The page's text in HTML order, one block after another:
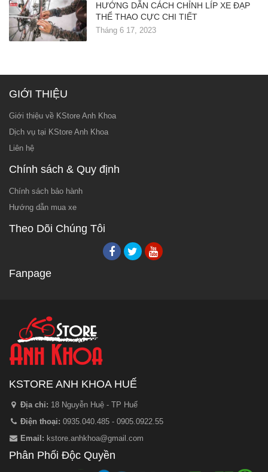
HƯỚNG DẪN CÁCH CHỈNH LÍP XE ĐẠP
THỂ THAO CỰC CHI TIẾT
Tháng 6 17, 2023
GIỚI THIỆU
Giới thiệu về KStore Anh Khoa
Dịch vụ tại KStore Anh Khoa
Liên hệ
Chính sách & Quy định
Chính sách bảo hành
Hướng dẫn mua xe
Theo Dõi Chúng Tôi
Fanpage
KSTORE ANH KHOA HUẾ
Địa chỉ: 18 Nguyễn Huệ - TP Huế
Điện thoại: 0935.040.485 - 0905.0922.55
Email: kstore.anhkhoa@gmail.com
Phân Phối Độc Quyền